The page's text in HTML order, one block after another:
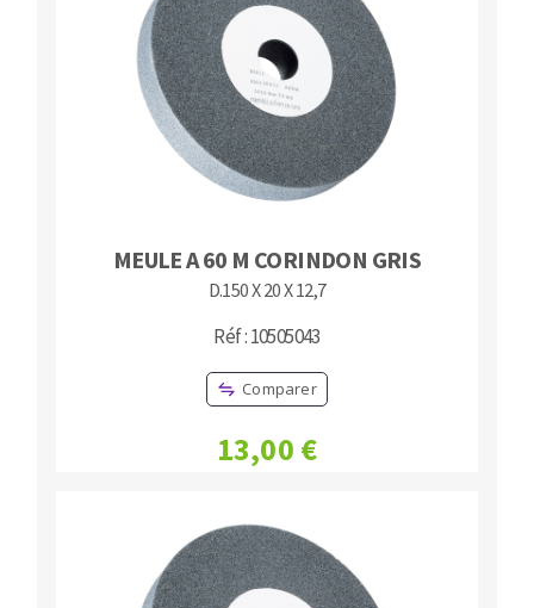
MEULE A 60 M CORINDON GRIS
D.150 X 20 X 12,7
Réf : 10505043
Comparer
13,00 €